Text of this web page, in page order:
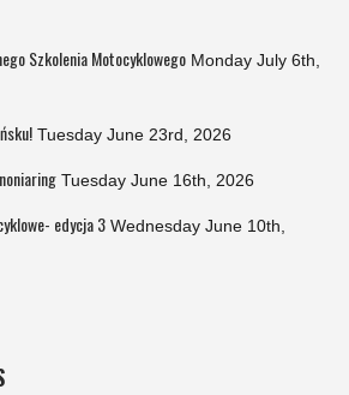
Szkolenia Motocyklowego Monday July 6th,
Tuesday June 23rd, 2026
Tuesday June 16th, 2026
edycja 3 Wednesday June 10th,